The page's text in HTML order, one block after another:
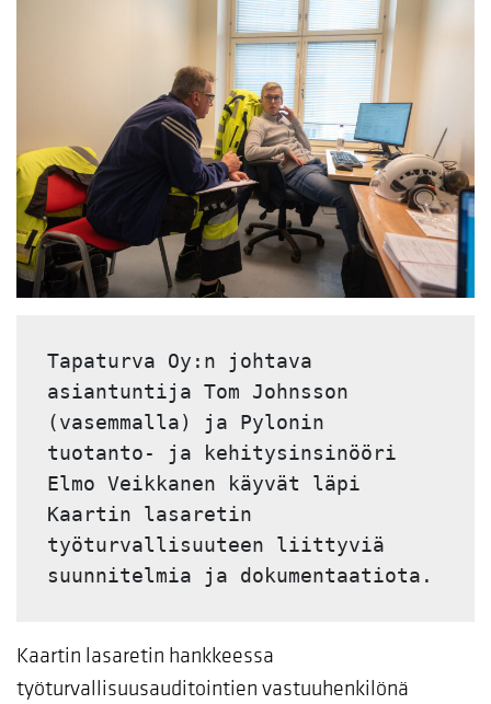
Tapaturva Oy:n johtava
asiantuntija Tom Johnsson
(vasemmalla) ja Pylonin
tuotanto- ja kehitysinsinööri
Elmo Veikkanen käyvät läpi
Kaartin lasaretin
työturvallisuuteen liittyviä
suunnitelmia ja dokumentaatiota.
Kaartin lasaretin hankkeessa
työturvallisuusauditointien vastuuhenkilönä